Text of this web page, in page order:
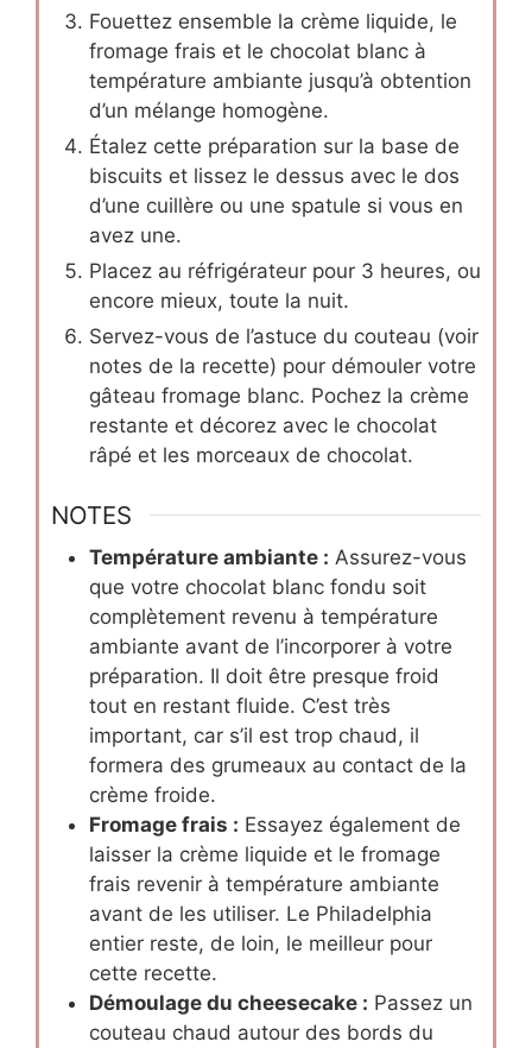
Fouettez ensemble la crème liquide, le
fromage frais et le chocolat blanc à
température ambiante jusqu’à obtention
d’un mélange homogène.
Étalez cette préparation sur la base de
biscuits et lissez le dessus avec le dos
d’une cuillère ou une spatule si vous en
avez une.
Placez au réfrigérateur pour 3 heures, ou
encore mieux, toute la nuit.
Servez-vous de l’astuce du couteau (voir
notes de la recette) pour démouler votre
gâteau fromage blanc. Pochez la crème
restante et décorez avec le chocolat
râpé et les morceaux de chocolat.
NOTES
Température ambiante : Assurez-vous
que votre chocolat blanc fondu soit
complètement revenu à température
ambiante avant de l’incorporer à votre
préparation. Il doit être presque froid
tout en restant fluide. C’est très
important, car s’il est trop chaud, il
formera des grumeaux au contact de la
crème froide.
Fromage frais : Essayez également de
laisser la crème liquide et le fromage
frais revenir à température ambiante
avant de les utiliser. Le Philadelphia
entier reste, de loin, le meilleur pour
cette recette.
Démoulage du cheesecake : Passez un
couteau chaud autour des bords du